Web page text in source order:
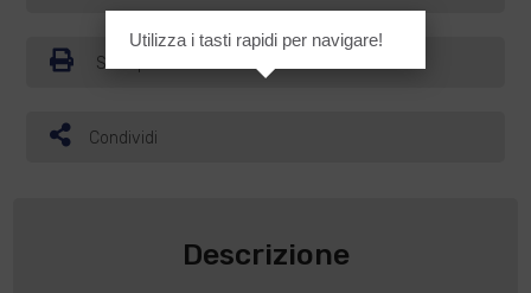
Stampa
Condividi
Descrizione
Utilizza i tasti rapidi per navigare!